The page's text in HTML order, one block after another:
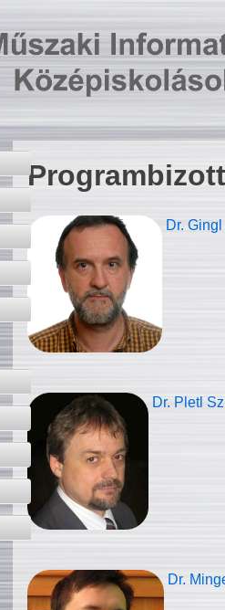
Dr.
Dr. Pletl
Dr.